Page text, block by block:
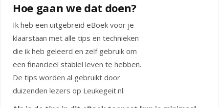
Hoe gaan we dat doen?
Ik heb een uitgebreid eBoek voor je
klaarstaan met alle tips en technieken
die ik heb geleerd en zelf gebruik om
een financieel stabiel leven te hebben.
De tips worden al gebruikt door
duizenden lezers op Leukegeit.nl.